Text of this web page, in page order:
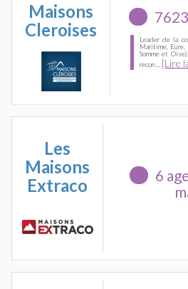
Maisons
Cleroises
Leader de la
Maritime,
Somme et
recon ...
[Lire
Les
Maisons
Extraco
6